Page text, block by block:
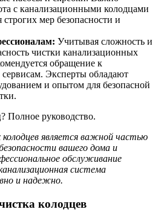
с канализационными колодцами
строгих мер безопасности и
Учитывая сложность и
чистки канализационных
обращение к
Эксперты обладают
и опытом для безопасной
является важной частью
вашего дома и
обслуживание
система
и надежно.
колодцев